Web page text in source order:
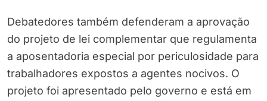
Debatedores também defenderam a aprovação
do projeto de lei complementar que regulamenta
a aposentadoria especial por periculosidade para
trabalhadores expostos a agentes nocivos. O
projeto foi apresentado pelo governo e está em